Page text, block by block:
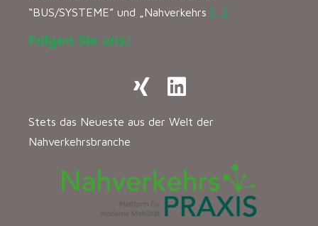
“BUS/SYSTEME” und „Nahverkehrs […]
Folgen Sie uns:
Stets das Neueste aus der Welt der
Nahverkehrsbranche